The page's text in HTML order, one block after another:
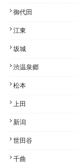
御代田
江東
坂城
渋温泉郷
松本
上田
新潟
世田谷
千曲